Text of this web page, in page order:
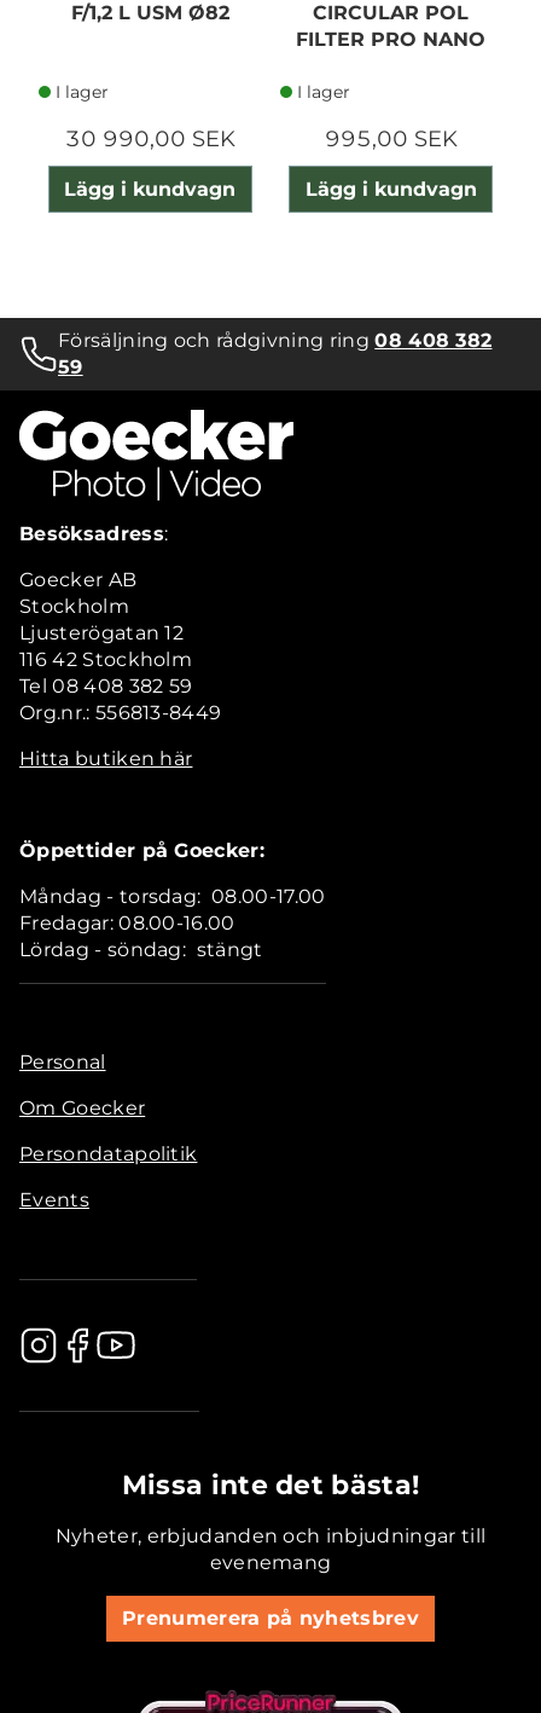
F/1,2 L USM Ø82
I lager
30 990,00 SEK
Lägg i kundvagn
CIRCULAR POL
FILTER PRO NANO
I lager
995,00 SEK
Lägg i kundvagn
Försäljning och rådgivning ring08 408 382
59
Besöksadress:
Goecker AB
Stockholm
Ljusterögatan 12
116 42 Stockholm
Tel 08 408 382 59
Org.nr.: 556813-8449
Hitta butiken här
Öppettider på Goecker:
Måndag - torsdag: 08.00-17.00
Fredagar: 08.00-16.00
Lördag - söndag: stängt
Personal
Om Goecker
Persondatapolitik
Events
Missa inte det bästa!
Nyheter, erbjudanden och inbjudningar till
evenemang
Prenumerera på nyhetsbrev